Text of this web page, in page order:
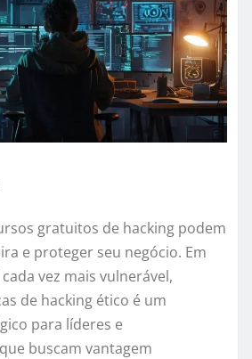
gratuitos de hacking podem
e proteger seu negócio. Em
vez mais vulnerável,
de hacking ético é um
para líderes e
buscam vantagem